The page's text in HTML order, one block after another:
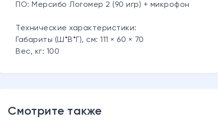
ПО: Мерсибо Логомер 2 (90 игр) + микрофон
Технические характеристики:
Габариты (Ш*В*Г), см: 111 × 60 × 70
Вес, кг: 100
Смотрите также